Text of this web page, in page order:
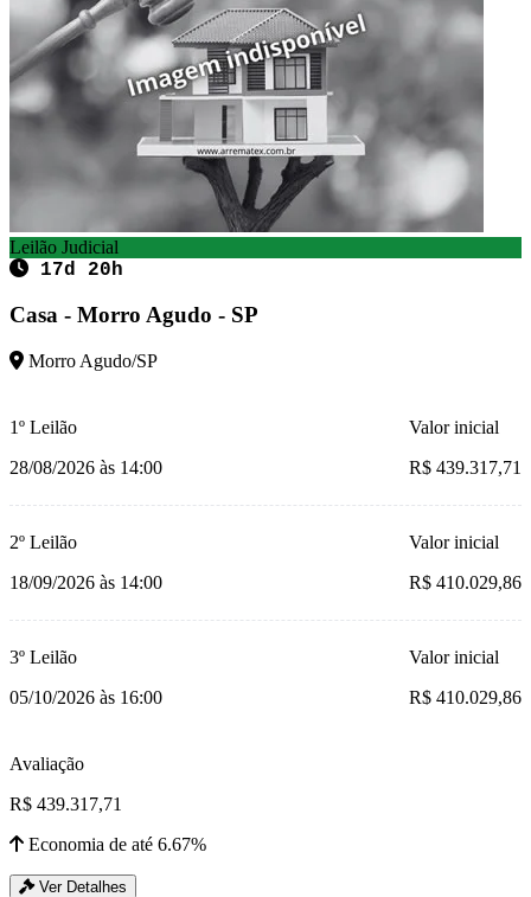
Leilão Judicial
17d 20h
Casa - Morro Agudo - SP
Morro Agudo/SP
1º Leilão
28/08/2026 às 14:00
Valor inicial
R$ 439.317,71
2º Leilão
18/09/2026 às 14:00
Valor inicial
R$ 410.029,86
3º Leilão
05/10/2026 às 16:00
Valor inicial
R$ 410.029,86
Avaliação
R$ 439.317,71
Economia de até 6.67%
Ver Detalhes